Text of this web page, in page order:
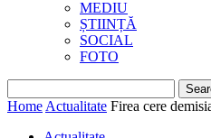
MEDIU
ȘTIINȚĂ
SOCIAL
FOTO
Home Actualitate Firea cere